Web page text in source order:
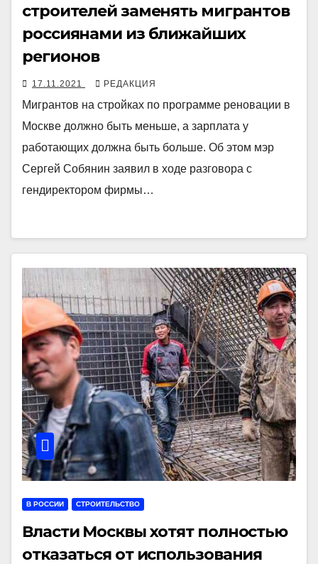
строителей заменять мигрантов
россиянами из ближайших
регионов
17.11.2021 РЕДАКЦИЯ
Мигрантов на стройках по программе реновации в
Москве должно быть меньше, а зарплата у
работающих должна быть больше. Об этом мэр
Сергей Собянин заявил в ходе разговора с
гендиректором фирмы…
В РОССИИ СТРОИТЕЛЬСТВО
Власти Москвы хотят полностью
отказаться от использования